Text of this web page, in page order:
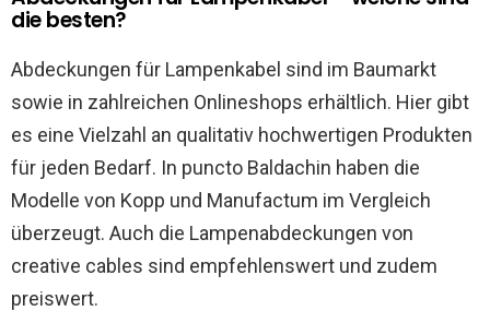
die besten?
Abdeckungen für Lampenkabel sind im Baumarkt
sowie in zahlreichen Onlineshops erhältlich. Hier gibt
es eine Vielzahl an qualitativ hochwertigen Produkten
für jeden Bedarf. In puncto Baldachin haben die
Modelle von Kopp und Manufactum im Vergleich
überzeugt. Auch die Lampenabdeckungen von
creative cables sind empfehlenswert und zudem
preiswert.